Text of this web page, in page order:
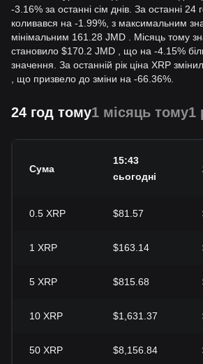
-3.16% за останні сім днів. За останні 24
коливався на -1.99%, з максимальним
мінімальним 161.28 JMD . Місяць тому
становило $170.2 JMD , що на -4.15%
значення. За останній рік ціна XRP
, що призвело до зміни на -66.36%.
24 год тому1 місяць тому1
Сума
15:43
сьогодні
0.5 XRP $81.57
1 XRP $163.14
5 XRP $815.68
10 XRP $1,631.37
50 XRP $8,156.84